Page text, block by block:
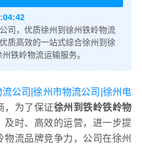
司，优质徐州到徐州铁岭物流
质高效的一站式综合徐州到徐
铁岭物流运输服务。
流公司|徐州市物流公司|徐州电
，为了保证徐州到铁岭铁岭物
及时、高效的运营，进一步提
流品牌竞争力，公司在徐州